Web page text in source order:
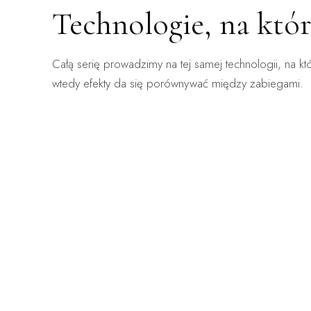
Technologie, na
Całą serię prowadzimy na tej samej technologii, na
wtedy efekty da się porównywać między zabiegami.
WARSZAWA · KRAKÓW
ClearLift